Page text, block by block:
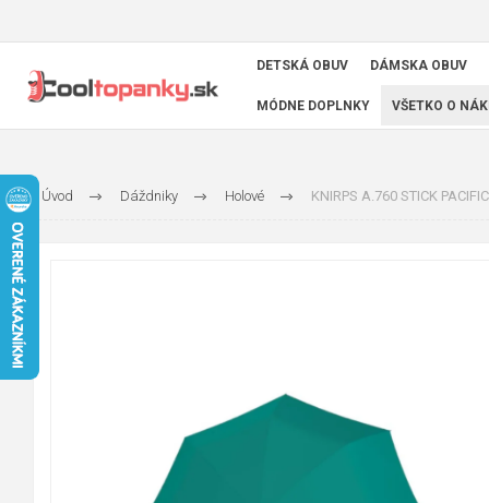
DETSKÁ OBUV DÁMSKA OBUV
MÓDNE DOPLNKY VŠETKO O
Úvod Dáždniky Holové KNIRPS A.760 STICK